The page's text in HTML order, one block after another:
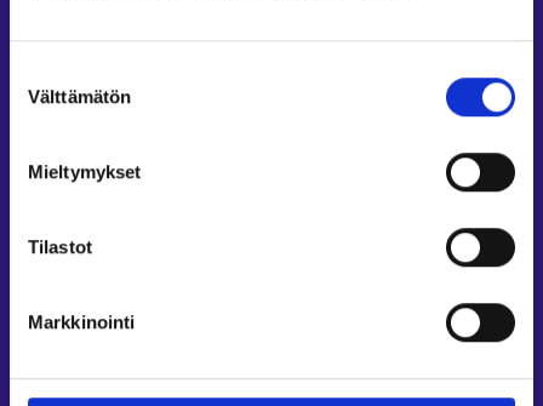
Löydät tietoa evästeiden käyttötarkoituksista
Lue tarkemmin
valinta
Välttämätön
Mieltymykset
Tilastot
Markkinointi
Muualla verkossa
KEHA-keskus⁠
Osaamispolku⁠
EURES⁠
Instagram⁠